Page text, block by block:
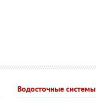
Водосточные системы